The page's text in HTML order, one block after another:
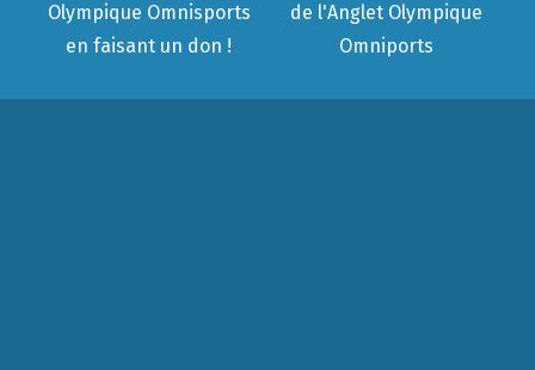
Olympique Omnisports
en faisant un don !
de l'Anglet Olympique
Omniports